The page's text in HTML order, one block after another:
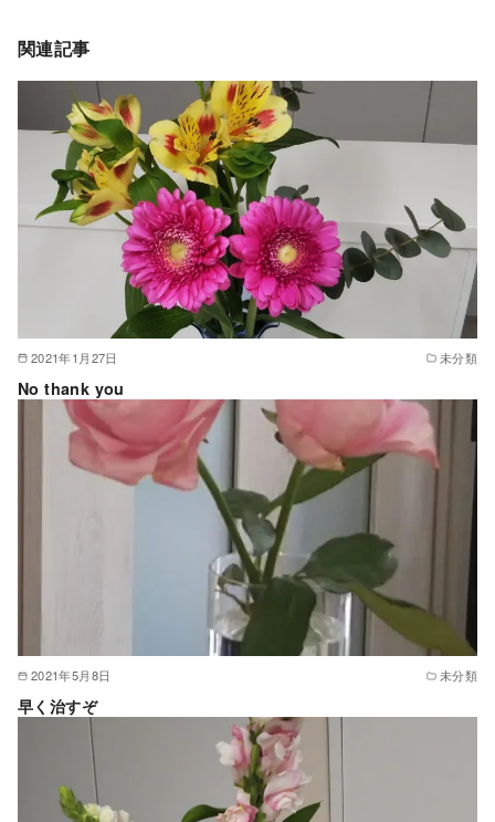
関連記事
2021年1月27日 未分類
No thank you
2021年5月8日 未分類
早く治すぞ